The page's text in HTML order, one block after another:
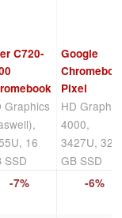
C720-
Graphics
16
SSD
Google
Pixel
HD
4000,
3427U, 32
GB SSD
-7% -6%